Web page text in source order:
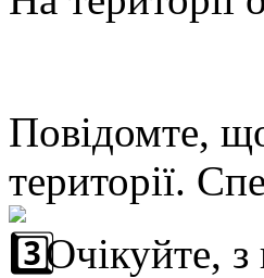
Повідомте,
території.
Очікуйте, з